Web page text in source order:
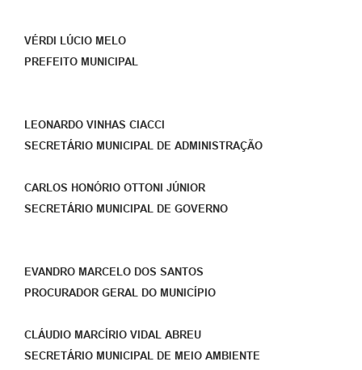
VÉRDI LÚCIO MELO
PREFEITO MUNICIPAL
LEONARDO VINHAS CIACCI
SECRETÁRIO MUNICIPAL DE ADMINISTRAÇÃO
CARLOS HONÓRIO OTTONI JÚNIOR
SECRETÁRIO MUNICIPAL DE GOVERNO
EVANDRO MARCELO DOS SANTOS
PROCURADOR GERAL DO MUNICÍPIO
CLÁUDIO MARCÍRIO VIDAL ABREU
SECRETÁRIO MUNICIPAL DE MEIO AMBIENTE